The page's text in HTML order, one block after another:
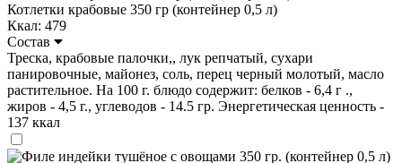
Котлетки крабовые 350 гр (контейнер 0,5 л)
Ккал: 479
Состав
Треска, крабовые палочки,, лук репчатый, сухари
панировочные, майонез, соль, перец черный молотый, масло
растительное. На 100 г. блюдо содержит: белков - 6,4 г .,
жиров - 4,5 г., углеводов - 14.5 гр. Энергетическая ценность -
137 ккал